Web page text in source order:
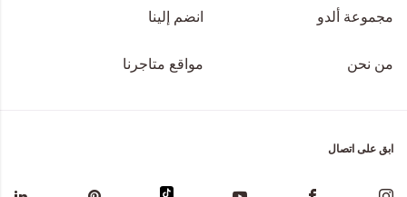
مجموعة ألدو انضم إلينا
من نحن مواقع متاجرنا
ابق على اتصال